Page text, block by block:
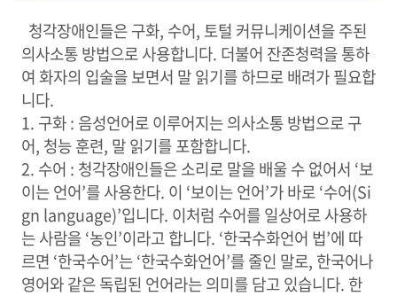
청각장애인들은 구화, 수어, 토털 커뮤니케이션을 주된
의사소통 방법으로 사용합니다. 더불어 잔존청력을 통하
여 화자의 입술을 보면서 말 읽기를 하므로 배려가 필요합
니다.
1. 구화 : 음성언어로 이루어지는 의사소통 방법으로 구
어, 청능 훈련, 말 읽기를 포함합니다.
2. 수어 : 청각장애인들은 소리로 말을 배울 수 없어서 ‘보
이는 언어’를 사용한다. 이 ‘보이는 언어’가 바로 ‘수어(Si
gn language)’입니다. 이처럼 수어를 일상어로 사용하
는 사람을 ‘농인’이라고 합니다. ‘한국수화언어 법’에 따
르면 ‘한국수어’는 ‘한국수화언어’를 줄인 말로, 한국어나
영어와 같은 독립된 언어라는 의미를 담고 있습니다. 한